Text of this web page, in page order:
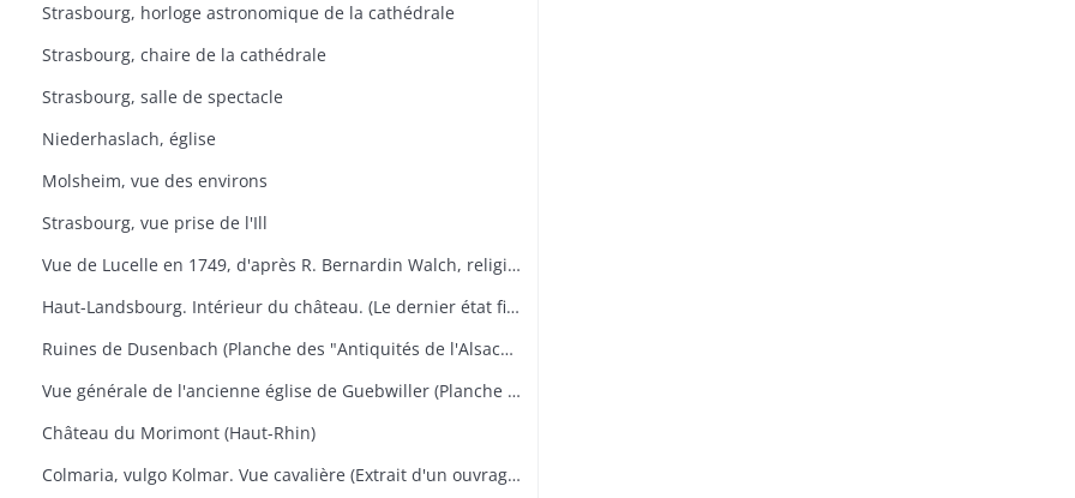
Strasbourg, horloge astronomique de la cathédrale
Strasbourg, chaire de la cathédrale
Strasbourg, salle de spectacle
Niederhaslach, église
Molsheim, vue des environs
Strasbourg, vue prise de l'Ill
Vue de Lucelle en 1749, d'après R. Bernardin Walch, religieux de ce monastère
Haut-Landsbourg. Intérieur du château. (Le dernier état figure dans les "Antiquités de l'Alsace" de Golbéry, pl. 14)
Ruines de Dusenbach (Planche des "Antiquités de l'Alsace" de Golbéry, n° 5
Vue générale de l'ancienne église de Guebwiller (Planche des "Antiquités de l'Alsace" de Golbéry, n° 27
Château du Morimont (Haut-Rhin)
Colmaria, vulgo Kolmar. Vue cavalière (Extrait d'un ouvrage de géographie de Braun u. Hogenberg, vers 1575). Texte français au verso.